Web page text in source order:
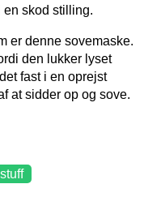
en skod stilling.
er denne sovemaske.
den lukker lyset
fast i en oprejst
at sidder op og sove.